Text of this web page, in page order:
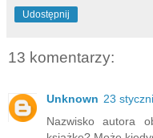
Udostępnij
13 komentarzy:
Unknown 23
Nazwisko autora